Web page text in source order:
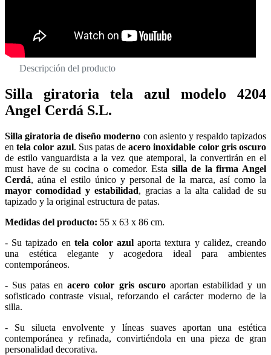
Descripción del producto
Silla giratoria tela azul modelo 4204
Angel Cerdá S.L.
Silla giratoria de diseño moderno con asiento y respaldo tapizados
entela color azul. Sus patas deacero inoxidable color gris oscuro
de estilo vanguardista a la vez que atemporal, la convertirán en el
must have de su cocina o comedor. Esta silla de la firma Angel
Cerdá, aúna el estilo único y personal de la marca, así como la
mayor comodidad y estabilidad, gracias a la alta calidad de su
tapizado y la original estructura de patas.
Medidas del producto: 55 x 63 x 86 cm.
- Su tapizado en tela color azul aporta textura y calidez, creando
una estética elegante y acogedora ideal para ambientes
contemporáneos.
- Sus patas enacero color gris oscuroaportan estabilidad y un
sofisticado contraste visual, reforzando el carácter moderno de la
silla.
- Su silueta envolvente y líneas suaves aportan una estética
contemporánea y refinada, convirtiéndola en una pieza de gran
personalidad decorativa.